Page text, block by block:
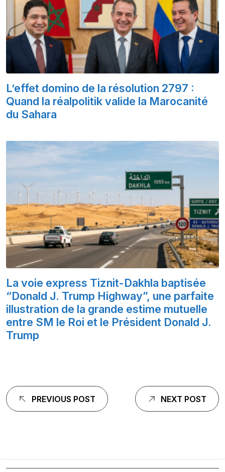
L’effet domino de la résolution 2797 :
Quand la réalpolitik valide la Marocanité
du Sahara
La voie express Tiznit-Dakhla baptisée
“Donald J. Trump Highway”, une parfaite
illustration de la grande estime mutuelle
entre SM le Roi et le Président Donald J.
Trump
Navigation
de
PREVIOUS POST NEXT POST